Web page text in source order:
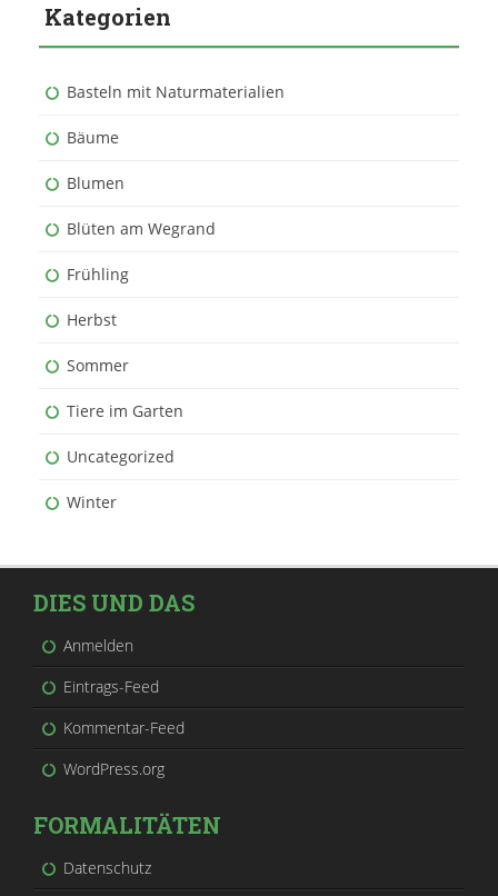
Kategorien
Basteln mit Naturmaterialien
Bäume
Blumen
Blüten am Wegrand
Frühling
Herbst
Sommer
Tiere im Garten
Uncategorized
Winter
DIES UND DAS
Anmelden
Eintrags-Feed
Kommentar-Feed
WordPress.org
FORMALITÄTEN
Datenschutz